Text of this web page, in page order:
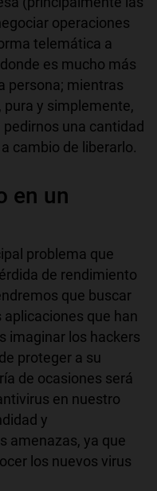
operaciones
telemática a
es mucho más
persona; mientras
pura y simplemente,
una cantidad
cambio de liberarlo.
en un
problema que
de rendimiento
que buscar
aplicaciones que han
imaginar los hackers
proteger a su
de ocasiones será
en nuestro
y
amenazas, ya que
los nuevos virus